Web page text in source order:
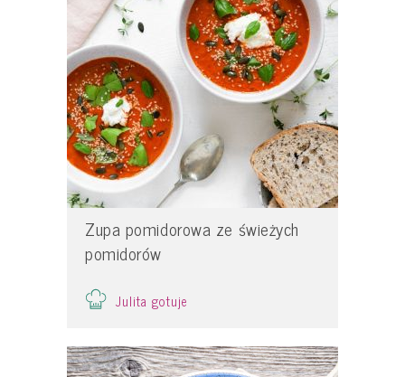
Zupa pomidorowa ze świeżych
pomidorów
Julita gotuje